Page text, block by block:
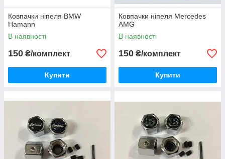
Ковпачки ніпеля BMW
Hamann
В наявності
150 ₴/комплект
Купити
Ковпачки ніпеля Mercedes
AMG
В наявності
150 ₴/комплект
Купити